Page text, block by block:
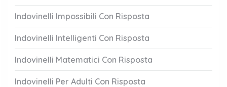
Indovinelli Impossibili Con Risposta
Indovinelli Intelligenti Con Risposta
Indovinelli Matematici Con Risposta
Indovinelli Per Adulti Con Risposta